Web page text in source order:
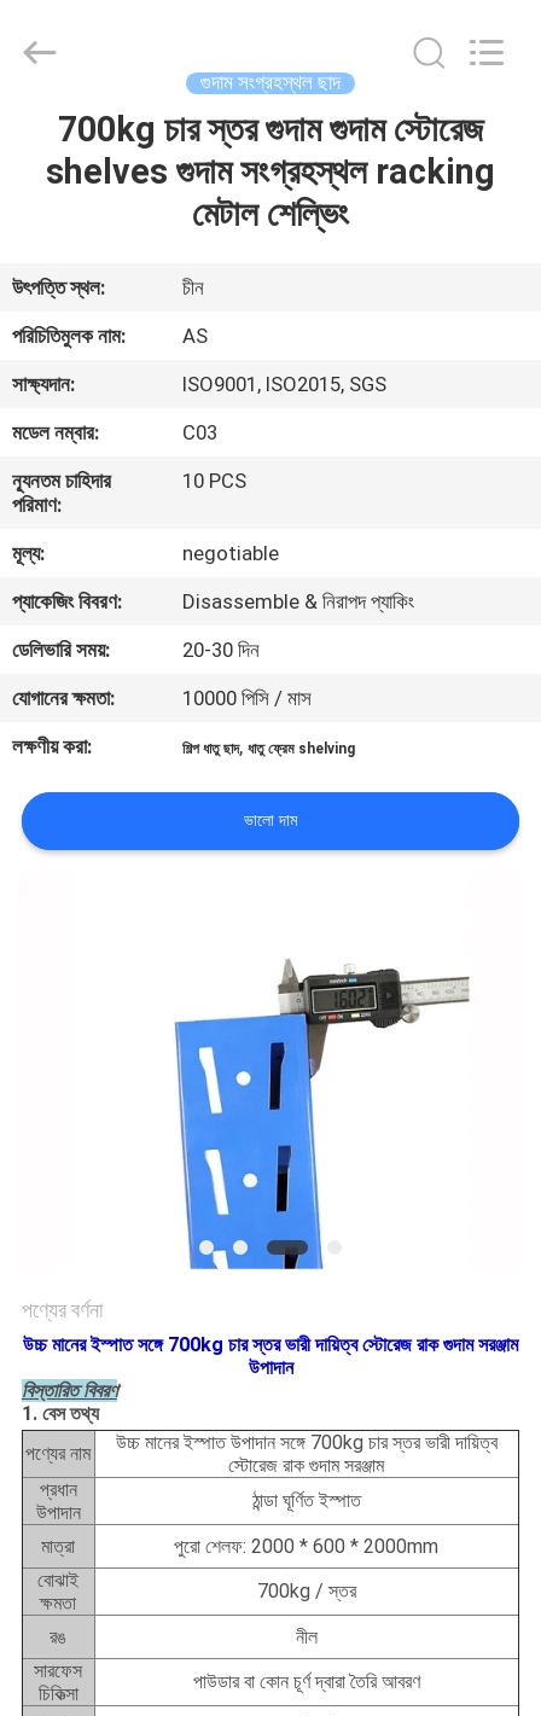
ভিডিও
সম্পর্কে
কারখানা
মান
নিয়ন্ত্রণ
যোগাযোগ
করুন
উদ্ধৃতির
Shelves
Co.,Ltd.
গুদাম সংগ্রহস্থল ছাদ
700kg চার স্তর গুদাম গুদাম স্টোরেজ
shelves গুদাম সংগ্রহস্থল racking
মেটাল শেল্ভিং
উৎপত্তি স্থল:
চীন
পরিচিতিমুলক নাম:
AS
সাক্ষ্যদান:
ISO9001, ISO2015, SGS
মডেল নম্বার:
C03
ন্যূনতম চাহিদার
পরিমাণ:
10 PCS
মূল্য:
negotiable
প্যাকেজিং বিবরণ:
Disassemble & নিরাপদ প্যাকিং
ডেলিভারি সময়:
20-30 দিন
যোগানের ক্ষমতা:
10000 পিসি / মাস
লক্ষণীয় করা:
শিল্প ধাতু ছাদ,ধাতু ফ্রেম shelving
ভালো দাম
পণ্যের বর্ণনা
উচ্চ মানের ইস্পাত সঙ্গে 700kg চার স্তর ভারী দায়িত্ব স্টোরেজ রাক গুদাম সরঞ্জাম
উপাদান
বিস্তারিত বিবরণ
1. বেস তথ্য
পণ্যের নাম
উচ্চ মানের ইস্পাত উপাদান সঙ্গে 700kg চার স্তর ভারী দায়িত্ব
স্টোরেজ রাক গুদাম সরঞ্জাম
প্রধান
উপাদান
ঠান্ডা ঘূর্ণিত ইস্পাত
মাত্রা
পুরো শেলফ: 2000 * 600 * 2000mm
বোঝাই
ক্ষমতা
700kg / স্তর
রঙ
নীল
সারফেস
চিকিত্সা
পাউডার বা কোন চূর্ণ দ্বারা তৈরি আবরণ